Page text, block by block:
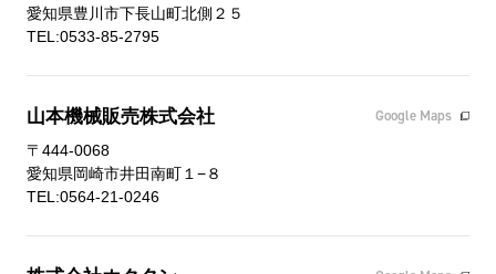
愛知県豊川市下長山町北側２５
TEL:0533-85-2795
山本機械販売株式会社 Google Maps
〒444-0068
愛知県岡崎市井田南町１−８
TEL:0564-21-0246